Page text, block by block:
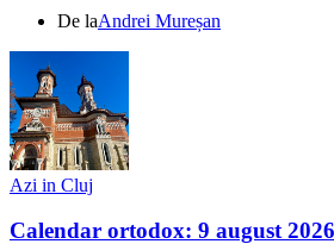
De laAndrei Mureșan
Azi in Cluj
Calendar ortodox: 9 august 2026